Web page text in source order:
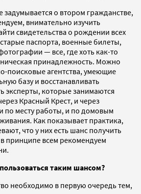
задумывается о втором гражданстве,
внимательно изучить
свидетельства о рождении всех
паспорта, военные билеты,
— все, где хоть как-то
принадлежность. Можно
поисковые агентства, умеющие
базу и восстанавливать
эксперты, которые занимаются
Красный Крест, и через
по месту работы, и по домовым
Как показывает практика,
что у них есть шанс получить
принципе всем рекомендуем
таким шансом?
необходимо в первую очередь тем,